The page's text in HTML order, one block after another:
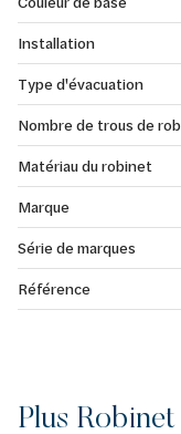
Installation
Type d'évacuation
Nombre de trous de
Matériau du robinet
Marque
Série de marques
Référence
Plus